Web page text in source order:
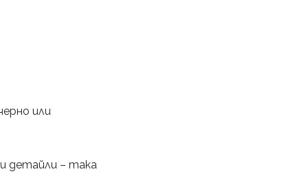
или
детайли – така